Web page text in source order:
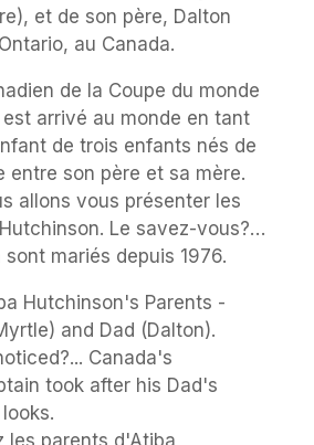
et de son père, Dalton
au Canada.
de la Coupe du monde
arrivé au monde en tant
de trois enfants nés de
entre son père et sa mère.
allons vous présenter les
Le savez-vous?…
mariés depuis 1976.
les parents d'Atiba